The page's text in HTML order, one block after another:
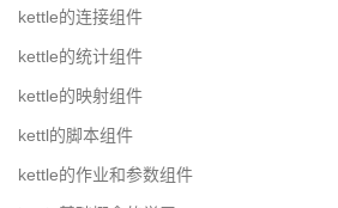
kettle的连接组件
kettle的统计组件
kettle的映射组件
kettl的脚本组件
kettle的作业和参数组件